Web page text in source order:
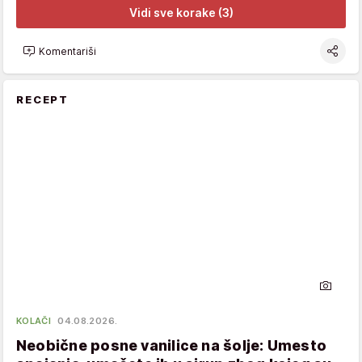
Vidi sve korake (3)
Komentariši
RECEPT
KOLAČI 04.08.2026.
Neobične posne vanilice na šolje: Umesto